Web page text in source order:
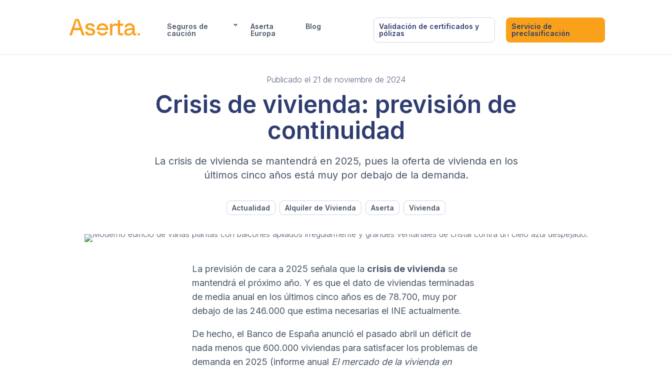
Seguros de
caución
Aserta
Europa
Blog
Validación de certificados y
pólizas
Servicio de
preclasificación
Publicado el 21 de noviembre de 2024
Crisis de vivienda: previsión de
continuidad
La crisis de vivienda se mantendrá en 2025, pues la oferta de vivienda en los
últimos cinco años está muy por debajo de la demanda.
Actualidad Alquiler de Vivienda Aserta Vivienda
La previsión de cara a 2025 señala que la crisis de vivienda se
mantendrá el próximo año. Y es que el dato de viviendas terminadas
de media anual en los últimos cinco años es de 78.700, muy por
debajo de las 246.000 que estima necesarias el INE actualmente.
De hecho, el Banco de España anunció el pasado abril un déficit de
nada menos que 600.000 viviendas para satisfacer los problemas de
demanda en 2025 (informe anual El mercado de la vivienda en